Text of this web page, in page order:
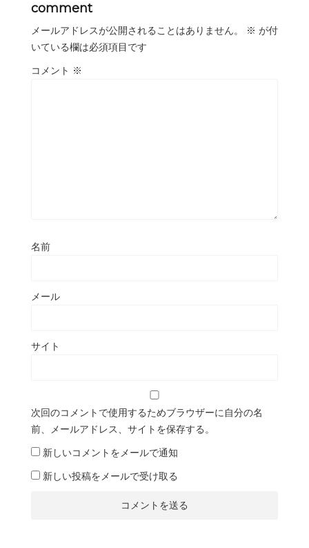
comment
メールアドレスが公開されることはありません。 ※ が付
いている欄は必須項目です
コメント ※
名前
メール
サイト
次回のコメントで使用するためブラウザーに自分の名
前、メールアドレス、サイトを保存する。
新しいコメントをメールで通知
新しい投稿をメールで受け取る